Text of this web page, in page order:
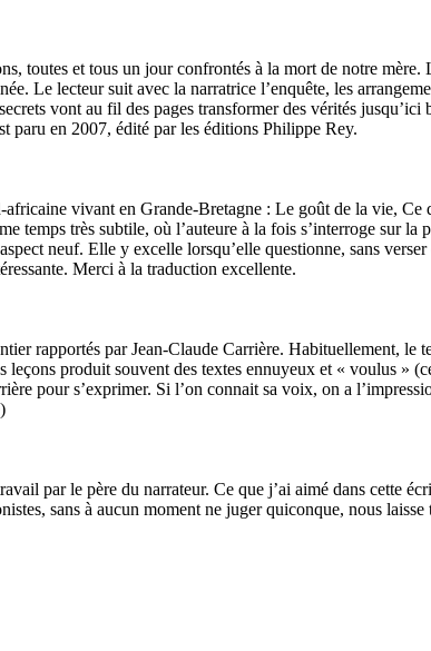
toutes et tous un jour confrontés à la mort de notre
Le lecteur suit avec la narratrice l’enquête, les
vont au fil des pages transformer des vérités
paru en 2007, édité par les éditions Philippe Rey.
vivant en Grande-Bretagne : Le goût de la vie,
temps très subtile, où l’auteure à la fois s’interroge sur la
neuf. Elle y excelle lorsqu’elle questionne, sans
Merci à la traduction excellente.
rapportés par Jean-Claude Carrière. Habituellement, le
produit souvent des textes ennuyeux et « voulus »
pour s’exprimer. Si l’on connait sa voix, on a
par le père du narrateur. Ce que j’ai aimé dans cette
sans à aucun moment ne juger quiconque, nous